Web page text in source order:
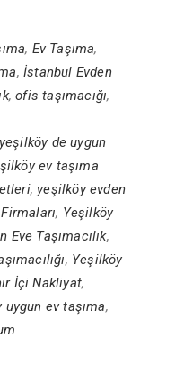
, Ev Taşıma,
, İstanbul Evden
,ofis taşımacığı,
yeşilköy de uygun
ev taşıma
,yeşilköy evden
, Yeşilköy
Eve Taşımacılık,
, Yeşilköy
İçi Nakliyat,
uygun ev taşıma,